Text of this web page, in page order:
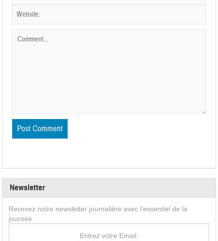
Newsletter
Recevez notre newsletter journalière avec l'essentiel de la
journée
Entrez votre Email: